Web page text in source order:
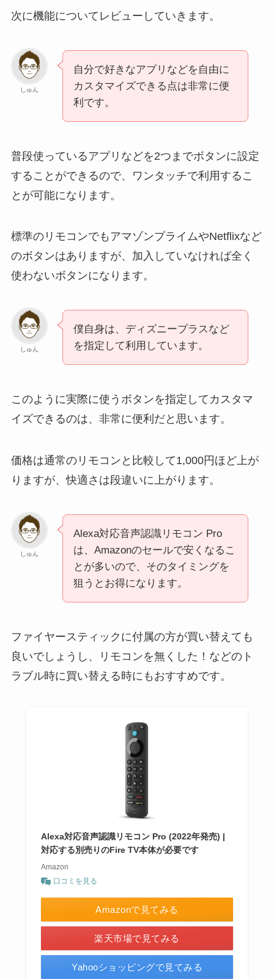
次に機能についてレビューしていきます。
しゅん
自分で好きなアプリなどを自由に
カスタマイズできる点は非常に便
利です。
普段使っているアプリなどを2つまでボタンに設定
することができるので、ワンタッチで利用するこ
とが可能になります。
標準のリモコンでもアマゾンプライムやNetflixなど
のボタンはありますが、加入していなければ全く
使わないボタンになります。
しゅん
僕自身は、ディズニープラスなど
を指定して利用しています。
このように実際に使うボタンを指定してカスタマ
イズできるのは、非常に便利だと思います。
価格は通常のリモコンと比較して1,000円ほど上が
りますが、快適さは段違いに上がります。
しゅん
Alexa対応音声認識リモコン Pro
は、Amazonのセールで安くなるこ
とが多いので、そのタイミングを
狙うとお得になります。
ファイヤースティックに付属の方が買い替えても
良いでしょうし、リモコンを無くした！などのト
ラブル時に買い替える時にもおすすめです。
Alexa対応音声認識リモコン Pro (2022年発売) |
対応する別売りのFire TV本体が必要です
Amazon
口コミを見る
Amazonで見てみる
楽天市場で見てみる
Yahooショッピングで見てみる